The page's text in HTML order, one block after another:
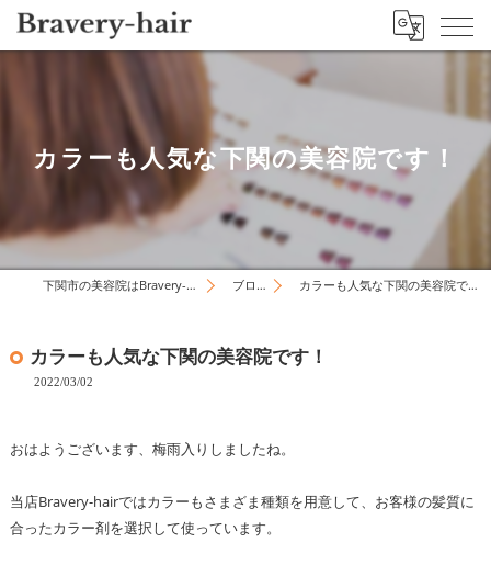
カラーも人気な下関の美容院です！
下関市の美容院はBravery-hair ブログ カラーも人気な下関の美容院です！
カラーも人気な下関の美容院です！
2022/03/02
おはようございます、梅雨入りしましたね。
当店Bravery-hairではカラーもさまざま種類を用意して、お客様の髪質に
合ったカラー剤を選択して使っています。